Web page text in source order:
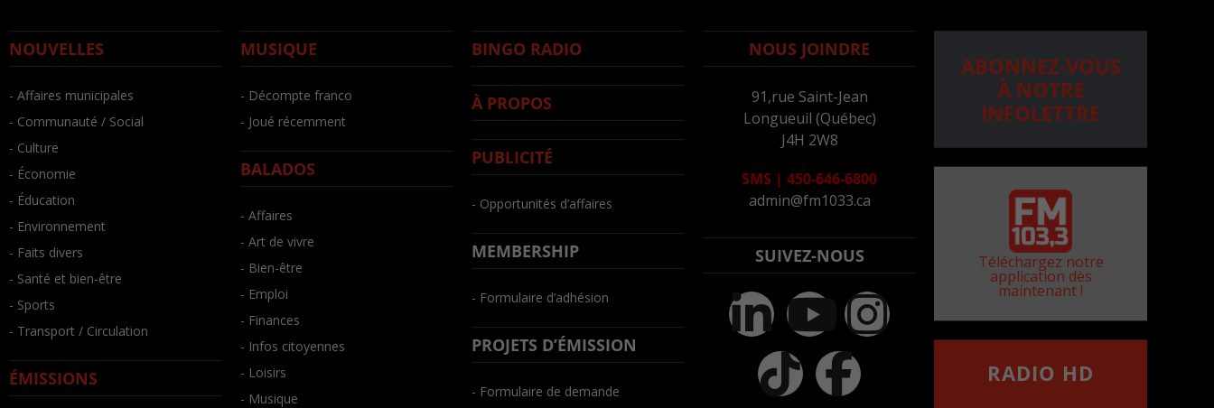
NOUVELLES
- Affaires municipales
- Communauté / Social
- Culture
- Économie
- Éducation
- Environnement
- Faits divers
- Santé et bien-être
- Sports
- Transport / Circulation
ÉMISSIONS
MUSIQUE
- Décompte franco
- Joué récemment
BALADOS
- Affaires
- Art de vivre
- Bien-être
- Emploi
- Finances
- Infos citoyennes
- Loisirs
- Musique
BINGO RADIO
À PROPOS
PUBLICITÉ
- Opportunités d’affaires
MEMBERSHIP
- Formulaire d’adhésion
PROJETS D’ÉMISSION
- Formulaire de demande
NOUS JOINDRE
91,rue Saint-Jean
Longueuil (Québec)
J4H 2W8
SMS | 450-646-6800
admin@fm1033.ca
SUIVEZ-NOUS
ABONNEZ-VOUS
À NOTRE
INFOLETTRE
Téléchargez notre
application dès
maintenant !
RADIO HD